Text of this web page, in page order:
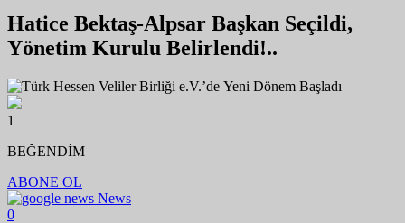
Hatice Bektaş-Alpsar Başkan Seçildi,
Yönetim Kurulu Belirlendi!..
1
BEĞENDİM
ABONE OL
News
0